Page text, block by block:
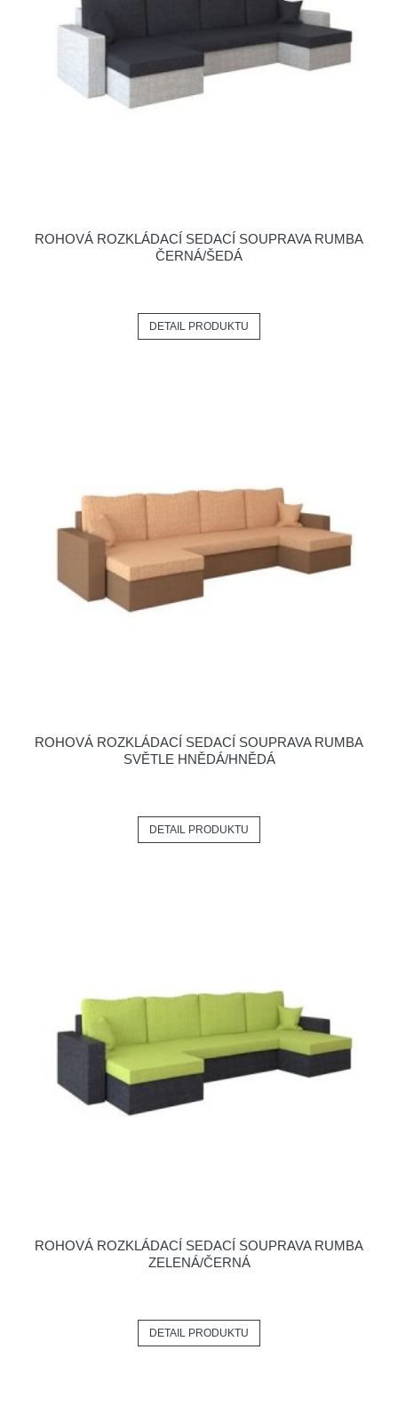
ROHOVÁ ROZKLÁDACÍ SEDACÍ SOUPRAVA RUMBA
ČERNÁ/ŠEDÁ
DETAIL PRODUKTU
ROHOVÁ ROZKLÁDACÍ SEDACÍ SOUPRAVA RUMBA
SVĚTLE HNĚDÁ/HNĚDÁ
DETAIL PRODUKTU
ROHOVÁ ROZKLÁDACÍ SEDACÍ SOUPRAVA RUMBA
ZELENÁ/ČERNÁ
DETAIL PRODUKTU